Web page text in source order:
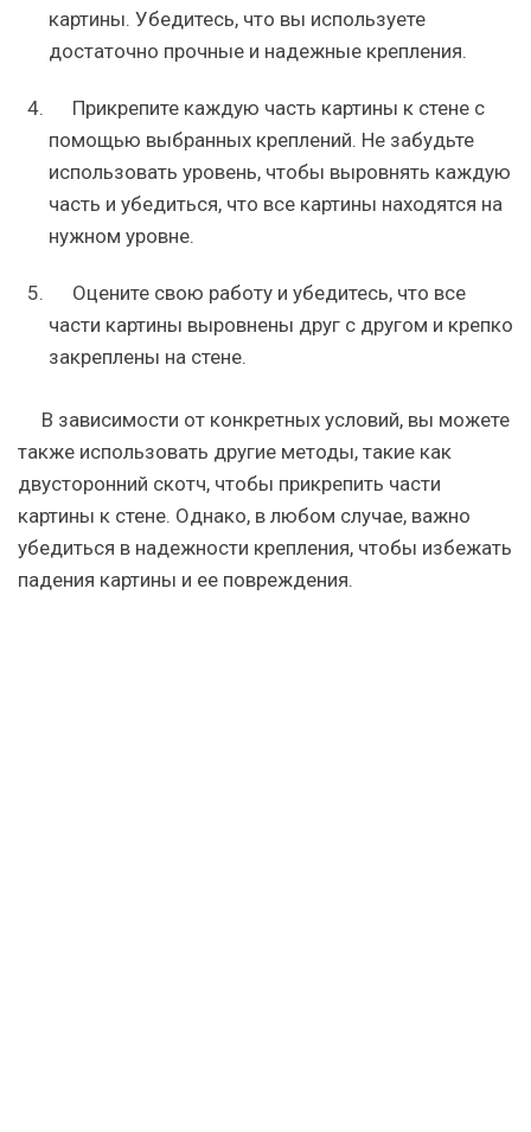
картины. Убедитесь, что вы используете
достаточно прочные и надежные крепления.
Прикрепите каждую часть картины к стене с
помощью выбранных креплений. Не забудьте
использовать уровень, чтобы выровнять каждую
часть и убедиться, что все картины находятся на
нужном уровне.
Оцените свою работу и убедитесь, что все
части картины выровнены друг с другом и крепко
закреплены на стене.
В зависимости от конкретных условий, вы можете
также использовать другие методы, такие как
двусторонний скотч, чтобы прикрепить части
картины к стене. Однако, в любом случае, важно
убедиться в надежности крепления, чтобы избежать
падения картины и ее повреждения.